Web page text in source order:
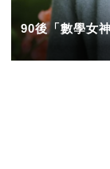
90後「數學女